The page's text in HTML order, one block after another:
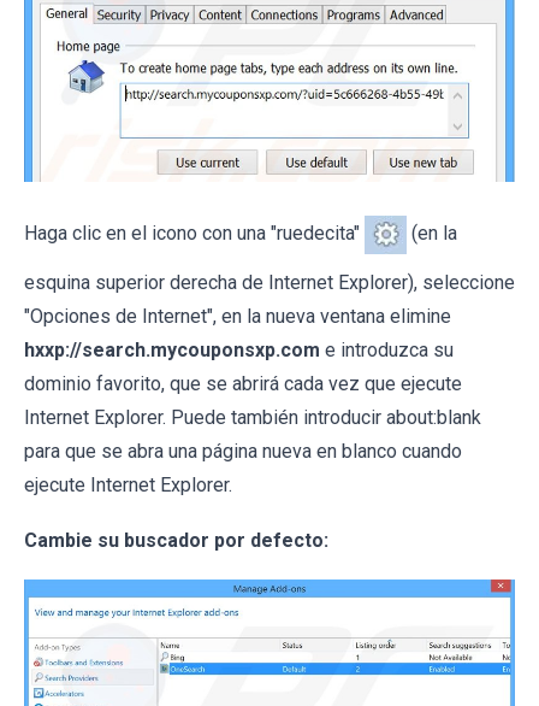
Haga clic en el icono con una "ruedecita" (en la
esquina superior derecha de Internet Explorer), seleccione
"Opciones de Internet", en la nueva ventana elimine
hxxp://search.mycouponsxp.com e introduzca su
dominio favorito, que se abrirá cada vez que ejecute
Internet Explorer. Puede también introducir about:blank
para que se abra una página nueva en blanco cuando
ejecute Internet Explorer.
Cambie su buscador por defecto: